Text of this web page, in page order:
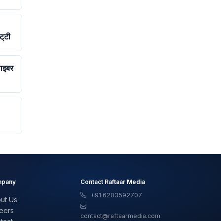
Us
Contact Raftaar Media
+91 6203592707
contact@raftaarmedia.com